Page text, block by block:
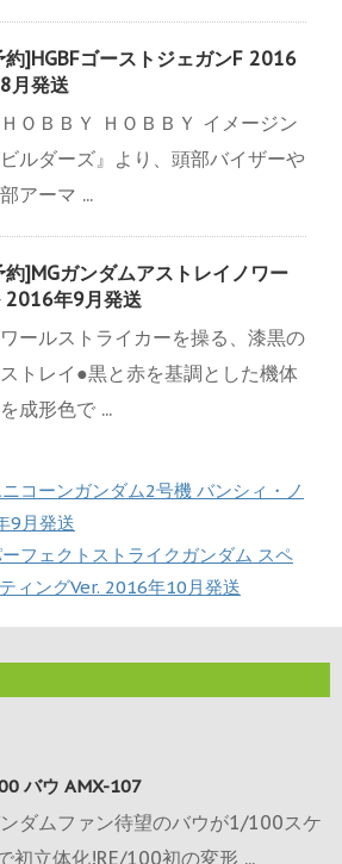
約]HGBFゴーストジェガンF 2016
月発送
ＨＯＢＢＹ ＨＯＢＢＹ イメージン
ルダーズ』より、頭部バイザーや
アーマ ...
約]MGガンダムアストレイノワー
2016年9月発送
ールストライカーを操る、漆黒の
トレイ●黒と赤を基調とした機体
成形色で ...
コーンガンダム2号機 バンシィ・ノ
9月発送
フェクトストライクガンダム スペ
ィングVer. 2016年10月発送
バウ AMX-107
ダムファン待望のバウが1/100スケ
初立体化!RE/100初の変形 ...